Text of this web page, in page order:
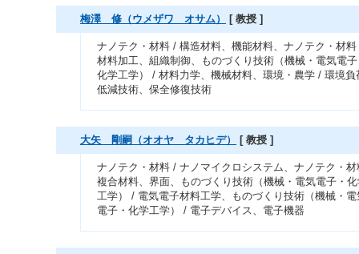
梅澤 修（ウメザワ オサム） [ 教授 ]
ナノテク・材料 / 構造材料、機能材料、ナノテク・材料
材料加工、組織制御、ものづくり技術（機械・電気電
化学工学） / 材料力学、機械材料、環境・農学 / 環境負
低減技術、保全修復技術
大矢 剛嗣（オオヤ タカヒデ） [ 教授 ]
ナノテク・材料 / ナノマイクロシステム、ナノテク・
複合材料、界面、ものづくり技術（機械・電気電子・
工学） / 電気電子材料工学、ものづくり技術（機械・電
電子・化学工学） / 電子デバイス、電子機器